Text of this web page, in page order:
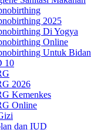
2025
Di Yogya
Online
Untuk Bidan
10
2026
Kemenkes
Online
dan IUD